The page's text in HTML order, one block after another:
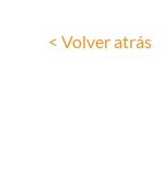
< Volver atrás